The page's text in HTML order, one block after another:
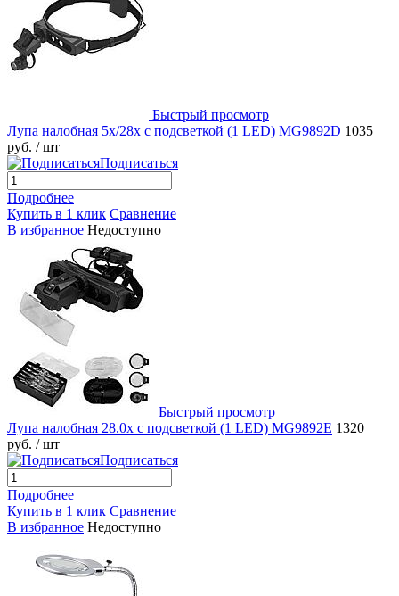
Быстрый просмотр
Лупа налобная 5x/28x с подсветкой (1 LED) MG9892D 1035
руб. / шт
Подписаться
Подробнее
Купить в 1 клик Сравнение
В избранное Недоступно
Быстрый просмотр
Лупа налобная 28.0x с подсветкой (1 LED) MG9892E 1320
руб. / шт
Подписаться
Подробнее
Купить в 1 клик Сравнение
В избранное Недоступно